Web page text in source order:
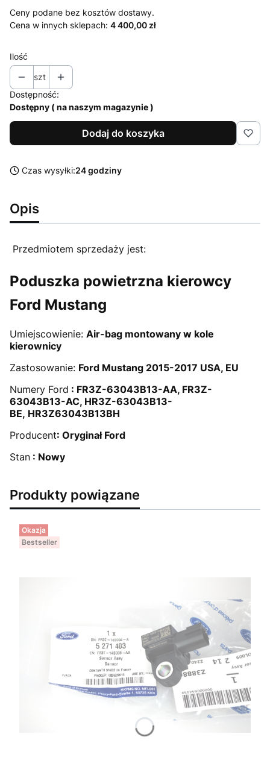
Ceny podane bez kosztów dostawy.
Cena w innych sklepach: 4 400,00 zł
Ilość
szt
Dostępność:
Dostępny ( na naszym magazynie )
Dodaj do koszyka
Czas wysyłki:24 godziny
Opis
Przedmiotem sprzedaży jest:
Poduszka powietrzna kierowcy
Ford Mustang
Umiejscowienie: Air-bag montowany w kole
kierownicy
Zastosowanie: Ford Mustang 2015-2017 USA, EU
Numery Ford : FR3Z-63043B13-AA, FR3Z-
63043B13-AC, HR3Z-63043B13-
BE, HR3Z63043B13BH
Producent: Oryginał Ford
Stan : Nowy
Produkty powiązane
Okazja
Bestseller